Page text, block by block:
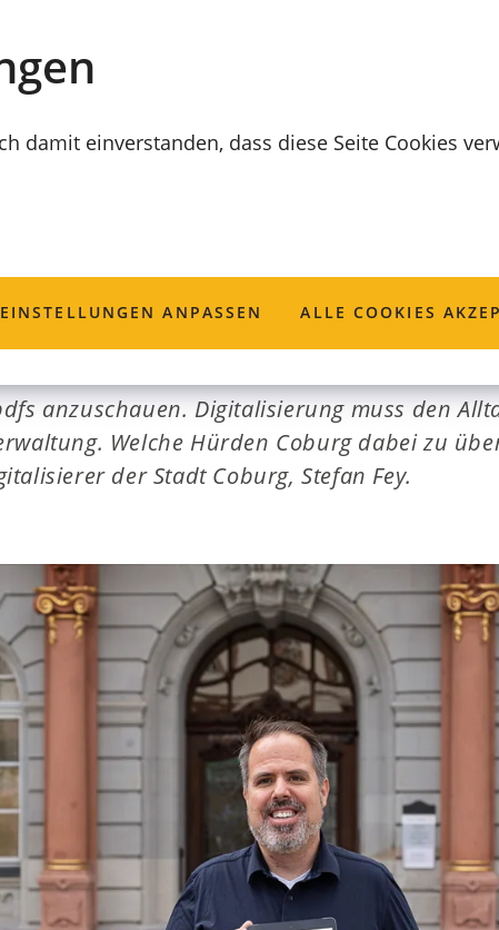
damit einverstanden, dass diese Seite Cookies
ANPASSEN ALLE COOKIES
anzuschauen. Digitalisierung muss den
Welche Hürden Coburg dabei zu
der Stadt Coburg, Stefan Fey.